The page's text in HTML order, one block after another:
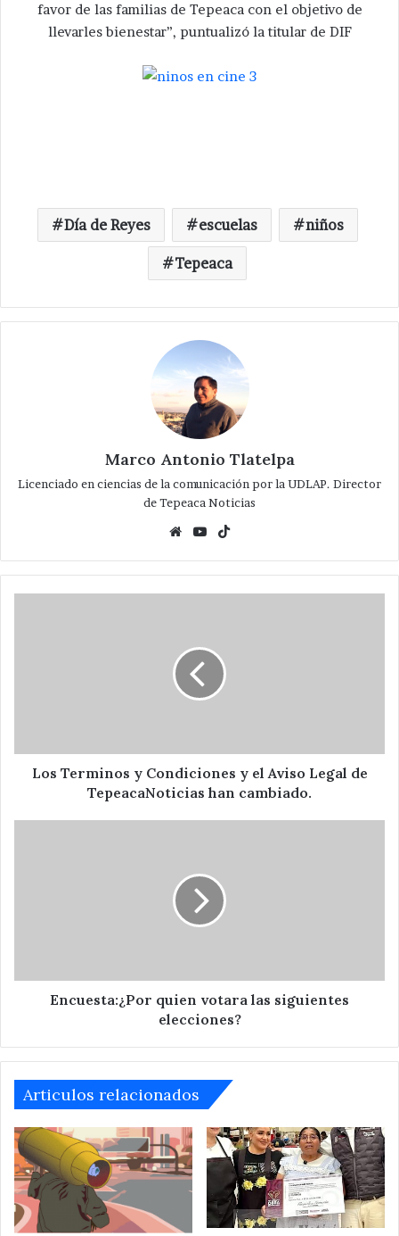
favor de las familias de Tepeaca con el objetivo de
llevarles bienestar”, puntualizó la titular de DIF
Día de Reyes escuelas niños
Tepeaca
Marco Antonio Tlatelpa
Licenciado en ciencias de la comunicación por la UDLAP. Director
de Tepeaca Noticias
WebsiteYouTube
de
TepeacaNoticias
Los Terminos y Condiciones y el Aviso Legal de
TepeacaNoticias han cambiado.
Encuesta:¿Por quien votara las siguientes
elecciones?
Articulos relacionados